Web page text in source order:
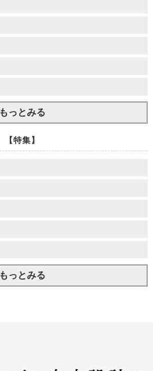
もっとみる
【特集】
もっとみる